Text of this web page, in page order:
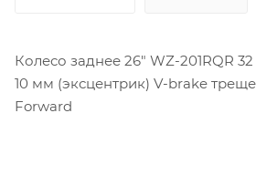
Колесо заднее 26" WZ-201RQR
10 мм (эксцентрик) V-brake
Forward